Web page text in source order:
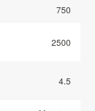
750
2500
4.5